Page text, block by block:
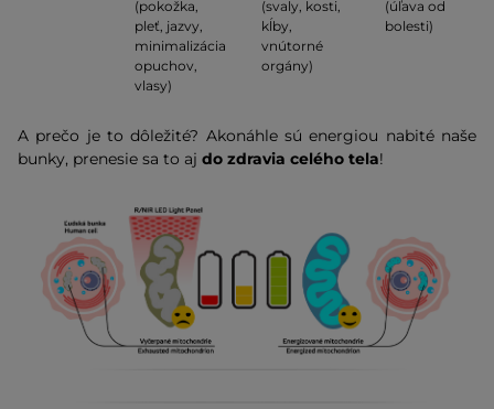
(pokožka,
pleť, jazvy,
minimalizácia
opuchov,
vlasy)
(svaly, kosti,
kĺby,
vnútorné
orgány)
(úľava od
bolesti)
A prečo je to dôležité? Akonáhle sú energiou nabité naše
bunky, prenesie sa to aj do zdravia celého tela!